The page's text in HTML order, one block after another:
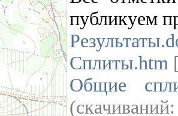
публикуем
Сплиты.htm
Общие